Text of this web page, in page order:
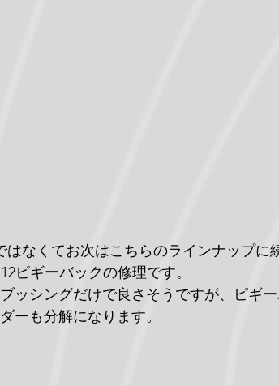
はなくてお次はこちらのラインナップに
ピギーバックの修理です。
ッシングだけで良さそうですが、ピギ
ーも分解になります。